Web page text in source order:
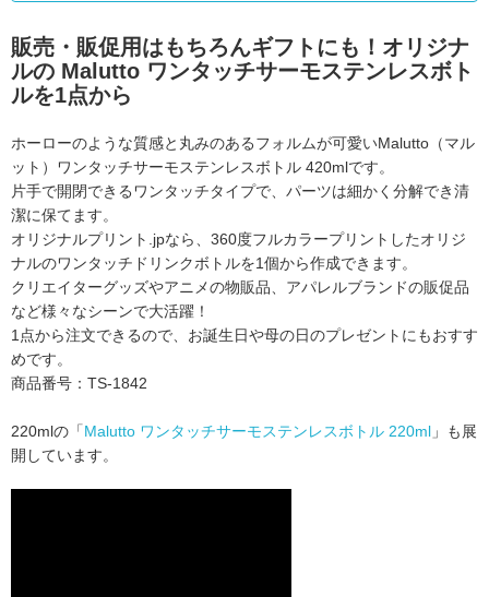
販売・販促用はもちろんギフトにも！オリジナ
ルの Malutto ワンタッチサーモステンレスボト
ルを1点から
ホーローのような質感と丸みのあるフォルムが可愛いMalutto（マル
ット）ワンタッチサーモステンレスボトル 420mlです。
片手で開閉できるワンタッチタイプで、パーツは細かく分解でき清
潔に保てます。
オリジナルプリント.jpなら、360度フルカラープリントしたオリジ
ナルのワンタッチドリンクボトルを1個から作成できます。
クリエイターグッズやアニメの物販品、アパレルブランドの販促品
など様々なシーンで大活躍！
1点から注文できるので、お誕生日や母の日のプレゼントにもおすす
めです。
商品番号：TS-1842
220mlの「Malutto ワンタッチサーモステンレスボトル 220ml 」も展
開しています。